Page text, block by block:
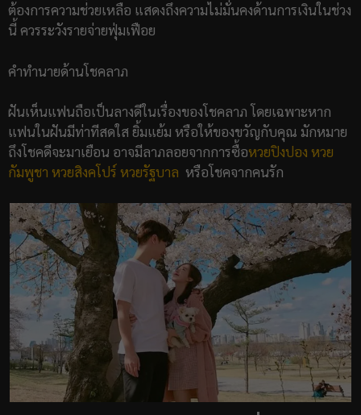
ต้องการความช่วยเหลือ แสดงถึงความไม่มั่นคงด้านการเงินในช่วง
นี้ ควรระวังรายจ่ายฟุ่มเฟือย
คำทำนายด้านโชคลาภ
ฝันเห็นแฟนถือเป็นลางดีในเรื่องของโชคลาภ โดยเฉพาะหาก
แฟนในฝันมีท่าทีสดใส ยิ้มแย้ม หรือให้ของขวัญกับคุณ มักหมาย
ถึงโชคดีจะมาเยือน อาจมีลาภลอยจากการซื้อหวยปิงปอง หวย
กัมพูชา หวยสิงคโปร์ หวยรัฐบาล หรือโชคจากคนรัก